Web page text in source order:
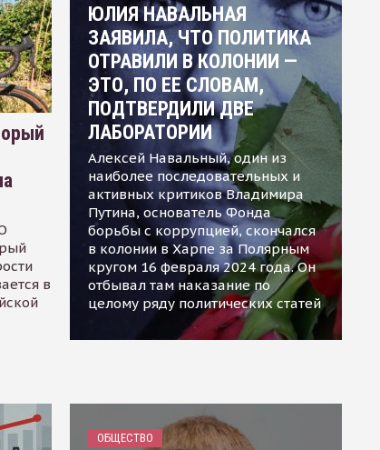
в
ЮЛИЯ НАВАЛЬНАЯ
ЗАЯВИЛА, ЧТО ПОЛИТИКА
ОТРАВИЛИ В КОЛОНИИ —
ЭТО, ПО ЕЕ СЛОВАМ,
ПОДТВЕРДИЛИ ДВЕ
ЛАБОРАТОРИИ
Алексей Навальный, один из
наиболее последовательных и
активных критиков Владимира
Путина, основатель Фонда
борьбы с коррупцией, скончался
в колонии в Харпе за Полярным
кругом 16 февраля 2024 года. Он
отбывал там наказание по
целому ряду политических статей
ОБЩЕСТВО